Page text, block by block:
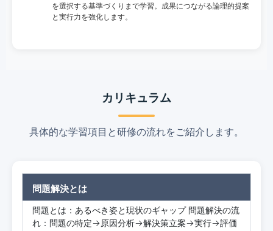
を選択する基準づくりまで学習。成果につながる論理的提案
と実行力を強化します。
カリキュラム
具体的な学習項目と研修の流れをご紹介します。
問題解決とは
問題とは：あるべき姿と現状のギャップ 問題解決の流
れ：問題の特定→原因分析→解決策立案→実行→評価